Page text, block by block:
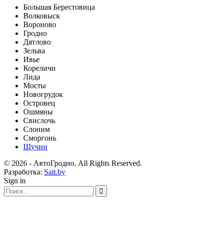
Большая Берестовица
Волковыск
Вороново
Гродно
Дятлово
Зельва
Ивье
Кореличи
Лида
Мосты
Новогрудок
Островец
Ошмяны
Свислочь
Слоним
Сморгонь
Щучин
© 2026 - АвтоГродно. All Rights Reserved.
Разработка: Sait.by
Sign in